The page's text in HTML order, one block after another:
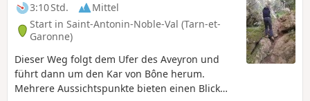
3:10 Std.
Mittel
Start in Saint-Antonin-Noble-Val (Tarn-et-
Garonne)
Dieser Weg folgt dem Ufer des Aveyron und
führt dann um den Kar von Bône herum.
Mehrere Aussichtspunkte bieten einen Blick